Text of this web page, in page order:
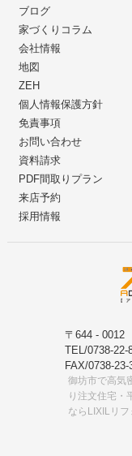
ブログ
家づくりコラム
会社情報
地図
ZEH
個人情報保護方針
免責事項
お問い合わせ
資料請求
PDF間取りプラン
来店予約
採用情報
〒644 - 0012
TEL/0738-22-
FAX/0738-23-
御坊市で高気
り注文住宅・
ならLIXILリ